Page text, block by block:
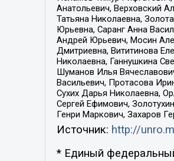
Анатольевич, Верховский
Татьяна Николаевна,
Юрьевна, Саранг Анна
Андрей Юрьевич, Мосин
Дмитриевна, Вититинова
Николаевна, Ганнушкина
Шуманов Илья
Васильевич, Протасова
Сухих Дарья Николаевна,
Сергей Ефимович,
Генри Маркович, Захаров
Источник: http://
* Единый